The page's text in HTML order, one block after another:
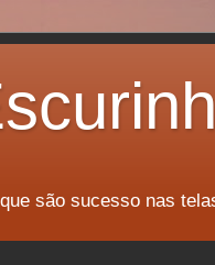
são sucesso nas